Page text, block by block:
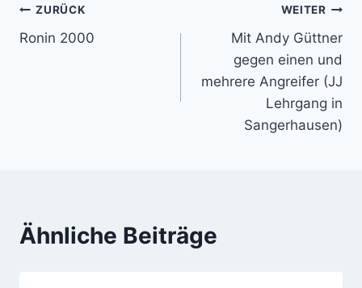
Beitragsnavigation
ZURÜCK
Ronin 2000
WEITER
Mit Andy Güttner
gegen einen und
mehrere Angreifer (JJ
Lehrgang in
Sangerhausen)
Ähnliche Beiträge